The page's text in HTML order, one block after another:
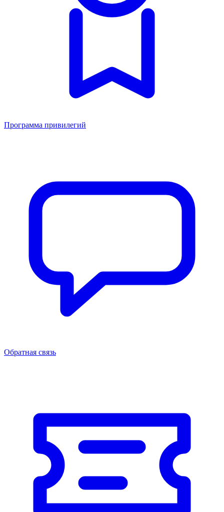
Программа привилегий
Обратная связь